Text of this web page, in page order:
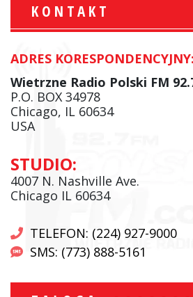
KONTAKT
ADRES KORESPONDENCYJNY:
Wietrzne Radio Polski FM
P.O. BOX 34978
Chicago, IL 60634
USA
STUDIO:
4007 N. Nashville Ave.
Chicago IL 60634
TELEFON: (224) 927-9000
SMS: (773) 888-5161